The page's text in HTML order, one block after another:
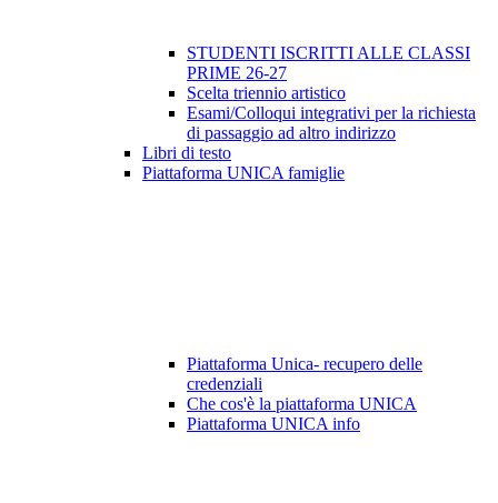
STUDENTI ISCRITTI ALLE CLASSI
PRIME 26-27
Scelta triennio artistico
Esami/Colloqui integrativi per la richiesta
di passaggio ad altro indirizzo
Libri di testo
Piattaforma UNICA famiglie
Piattaforma Unica- recupero delle
credenziali
Che cos'è la piattaforma UNICA
Piattaforma UNICA info